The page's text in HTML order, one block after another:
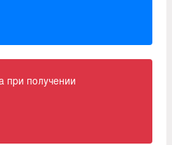
при получении